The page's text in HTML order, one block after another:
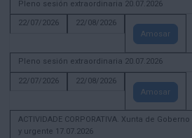
Pleno sesión extraordinaria 20.07.2026
22/07/2026
22/08/2026
Amosar
Pleno sesión extraordinaria 20.07.2026
22/07/2026
22/08/2026
Amosar
ACTIVIDADE CORPORATIVA. Xunta de
y urgente 17.07.2026